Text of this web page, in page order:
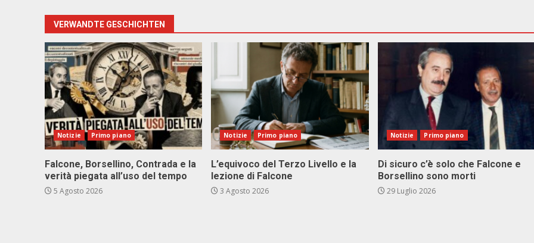
VERWANDTE GESCHICHTEN
Notizie Primo piano
Falcone, Borsellino, Contrada e la
verità piegata all’uso del tempo
5 Agosto 2026
Notizie Primo piano
L’equivoco del Terzo Livello e la
lezione di Falcone
3 Agosto 2026
Notizie Primo piano
Di sicuro c’è solo che Falcone e
Borsellino sono morti
29 Luglio 2026